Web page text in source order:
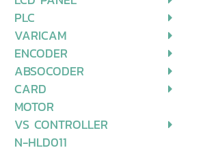
PLC
VARICAM
ENCODER
ABSOCODER
CARD
MOTOR
VS CONTROLLER
N-HLD011